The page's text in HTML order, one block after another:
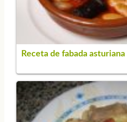
Receta de fabada